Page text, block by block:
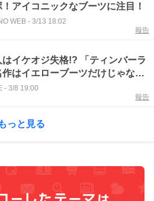
アイコニックなブーツに注目！
WEB - 3/13 18:02
報告
イケオジ失格!? 「ティンバーラ
作はイエローブーツだけじゃない
- 3/8 19:00
報告
もっと見る